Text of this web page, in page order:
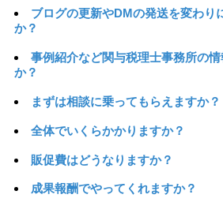
ブログの更新やDMの発送を変わり
か？
事例紹介など関与税理士事務所の
か？
まずは相談に乗ってもらえますか？
全体でいくらかかりますか？
販促費はどうなりますか？
成果報酬でやってくれますか？